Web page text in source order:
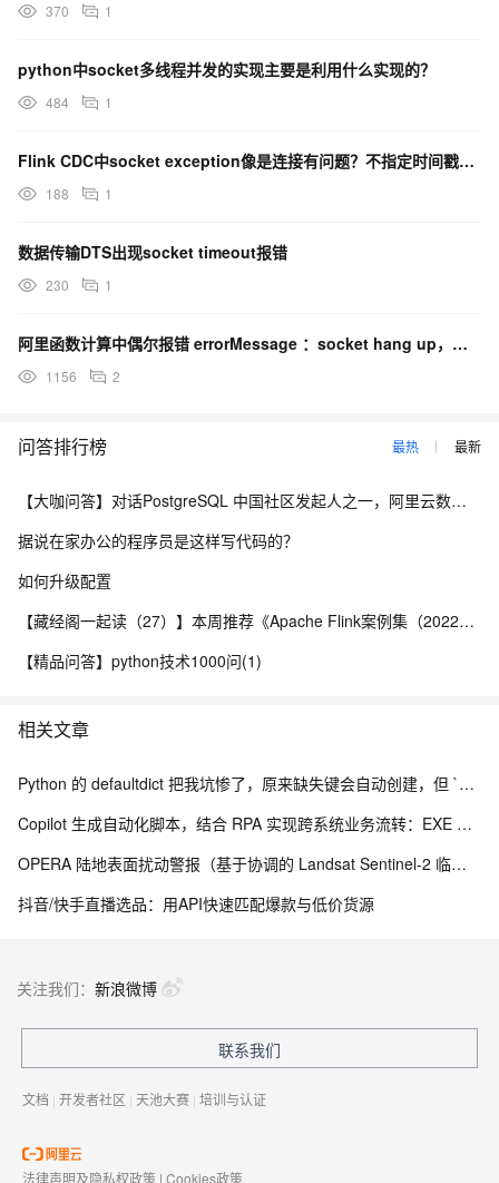
370 1
python中socket多线程并发的实现主要是利用什么实现的？
484 1
Flink CDC中socket exception像是连接有问题？不指定时间戳不会报错？
188 1
数据传输DTS出现socket timeout报错
230 1
阿里函数计算中偶尔报错 errorMessage ：socket hang up，这个怎么解决？
1156 2
问答排行榜 最热 最新
【大咖问答】对话PostgreSQL 中国社区发起人之一，阿里云数据库高级专家 德哥
据说在家办公的程序员是这样写代码的？
如何升级配置
【藏经阁一起读（27）】本周推荐《Apache Flink案例集（2022版）》，你有哪些心得？
【精品问答】python技术1000问(1)
相关文章
Python 的 defaultdict 把我坑惨了，原来缺失键会自动创建，但 `__missing__` 的副作用让我调试到崩溃
Copilot 生成自动化脚本，结合 RPA 实现跨系统业务流转：EXE 打包与内网离线部署实践
OPERA 陆地表面扰动警报（基于协调的 Landsat Sentinel-2 临时产品，版本 0）
抖音/快手直播选品：用API快速匹配爆款与低价货源
关注我们： 新浪微博
联系我们
文档 | 开发者社区 | 天池大赛 | 培训与认证
法律声明及隐私权政策 | Cookies政策